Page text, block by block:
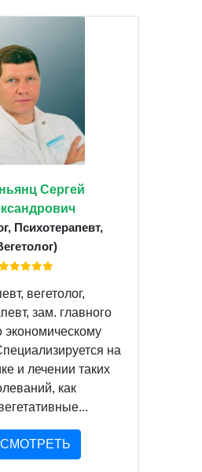
Сергей
Психотерапевт,
вегетолог,
зам. главного
экономическому
на
и лечении таких
как